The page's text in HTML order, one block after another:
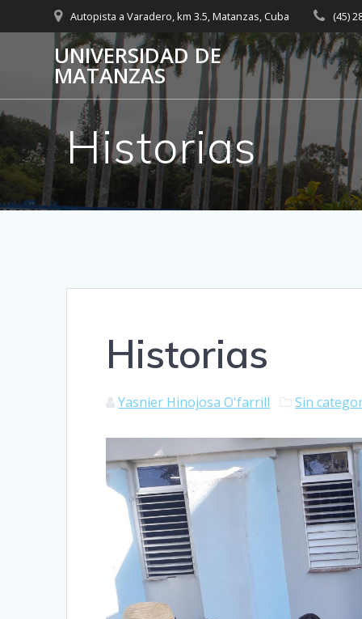
to
Autopista a Varadero, km 3.5, Matanzas, Cuba (45)
UNIVERSIDAD DE
MATANZAS
Historias
Historias
Yasnier Hinojosa O'farrill Sin